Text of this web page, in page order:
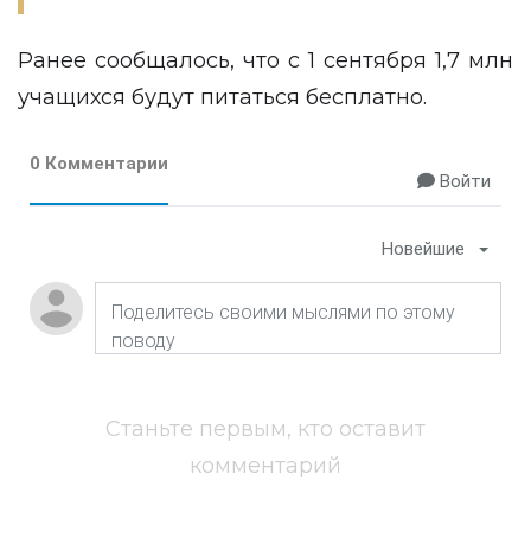
Ранее сообщалось, что с 1 сентября 1,7 млн
учащихся будут питаться бесплатно.
0 Комментарии
Войти
Новейшие
Станьте первым, кто оставит
комментарий